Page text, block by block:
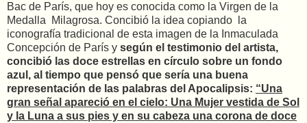
Bac de París, que hoy es conocida como la Virgen de la
Medalla Milagrosa. Concibió la idea copiando la
iconografía tradicional de esta imagen de la Inmaculada
Concepción de París y según el testimonio del artista,
concibió las doce estrellas en círculo sobre un fondo
azul, al tiempo que pensó que sería una buena
representación de las palabras del Apocalipsis: “Una
gran señal apareció en el cielo: Una Mujer vestida de Sol
y la Luna a sus pies y en su cabeza una corona de doce